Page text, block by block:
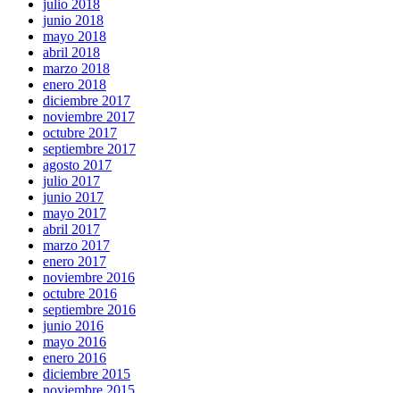
julio 2018
junio 2018
mayo 2018
abril 2018
marzo 2018
enero 2018
diciembre 2017
noviembre 2017
octubre 2017
septiembre 2017
agosto 2017
julio 2017
junio 2017
mayo 2017
abril 2017
marzo 2017
enero 2017
noviembre 2016
octubre 2016
septiembre 2016
junio 2016
mayo 2016
enero 2016
diciembre 2015
noviembre 2015